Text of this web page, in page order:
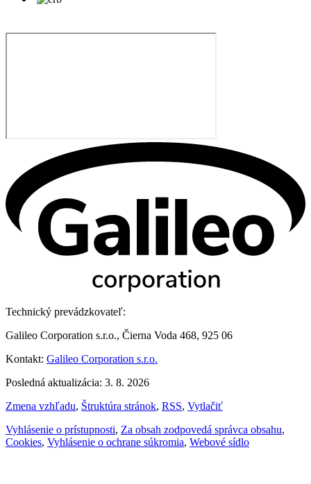
Technický prevádzkovateľ:
Galileo Corporation s.r.o., Čierna Voda 468, 925 06
Kontakt: Galileo Corporation s.r.o.
Posledná aktualizácia: 3. 8. 2026
Zmena vzhľadu, Štruktúra stránok, RSS, Vytlačiť
Vyhlásenie o prístupnosti, Za obsah zodpovedá správca obsahu,
Cookies, Vyhlásenie o ochrane súkromia, Webové sídlo